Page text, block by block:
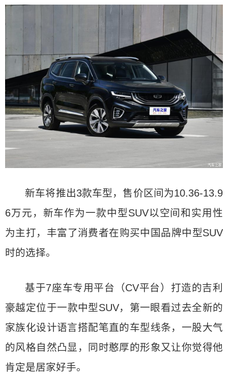
新车将推出3款车型，售价区间为10.36-13.9
6万元，新车作为一款中型SUV以空间和实用性
为主打，丰富了消费者在购买中国品牌中型SUV
时的选择。
基于7座车专用平台（CV平台）打造的吉利
豪越定位于一款中型SUV，第一眼看过去全新的
家族化设计语言搭配笔直的车型线条，一股大气
的风格自然凸显，同时憨厚的形象又让你觉得他
肯定是居家好手。